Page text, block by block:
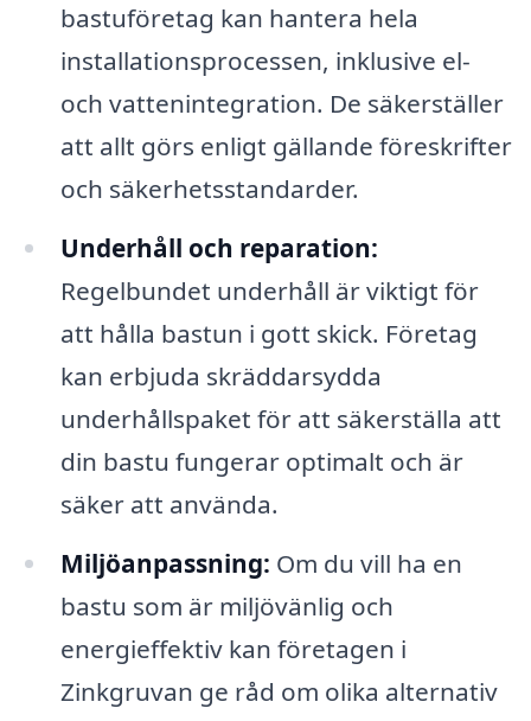
bastuföretag kan hantera hela
installationsprocessen, inklusive el-
och vattenintegration. De säkerställer
att allt görs enligt gällande föreskrifter
och säkerhetsstandarder.
Underhåll och reparation:
Regelbundet underhåll är viktigt för
att hålla bastun i gott skick. Företag
kan erbjuda skräddarsydda
underhållspaket för att säkerställa att
din bastu fungerar optimalt och är
säker att använda.
Miljöanpassning: Om du vill ha en
bastu som är miljövänlig och
energieffektiv kan företagen i
Zinkgruvan ge råd om olika alternativ